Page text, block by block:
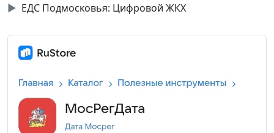
▶ ЕДС Подмосковья: Цифровой ЖКХ